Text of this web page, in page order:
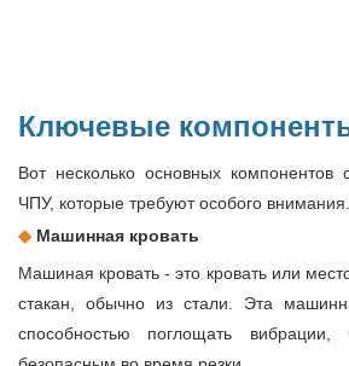
Ключевые
Вот несколько основных компонентов
ЧПУ, которые требуют особого внимания.
◆ Машинная кровать
Машиная кровать - это кровать или
стакан, обычно из стали. Эта
способностью поглощать